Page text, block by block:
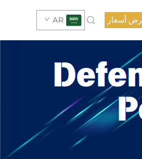
أسعار AR